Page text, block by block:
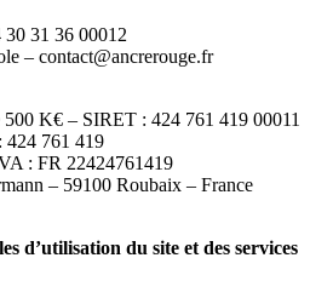
31 36 00012
– contact@ancrerouge.fr
K€ – SIRET : 424 761 419 00011
424 761 419
: FR 22424761419
– 59100 Roubaix – France
d’utilisation du site et des services